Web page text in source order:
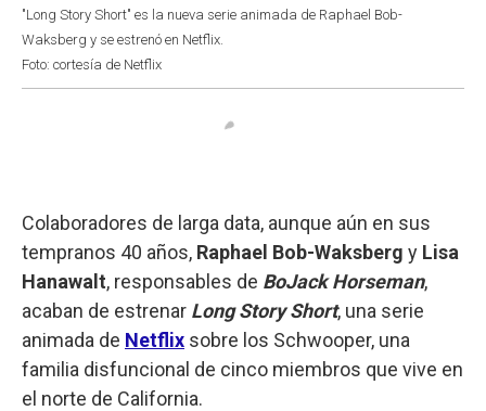
"Long Story Short" es la nueva serie animada de Raphael Bob-
Waksberg y se estrenó en Netflix.
Foto: cortesía de Netflix
Colaboradores de larga data, aunque aún en sus
tempranos 40 años, Raphael Bob-Waksberg y Lisa
Hanawalt, responsables de BoJack Horseman,
acaban de estrenar Long Story Short, una serie
animada de Netflix sobre los Schwooper, una
familia disfuncional de cinco miembros que vive en
el norte de California.